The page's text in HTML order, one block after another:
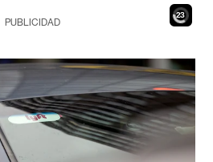
21
PUBLICIDAD